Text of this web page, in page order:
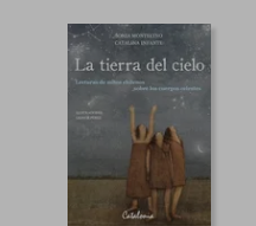
55% S/ 266,77
S/ 120,05